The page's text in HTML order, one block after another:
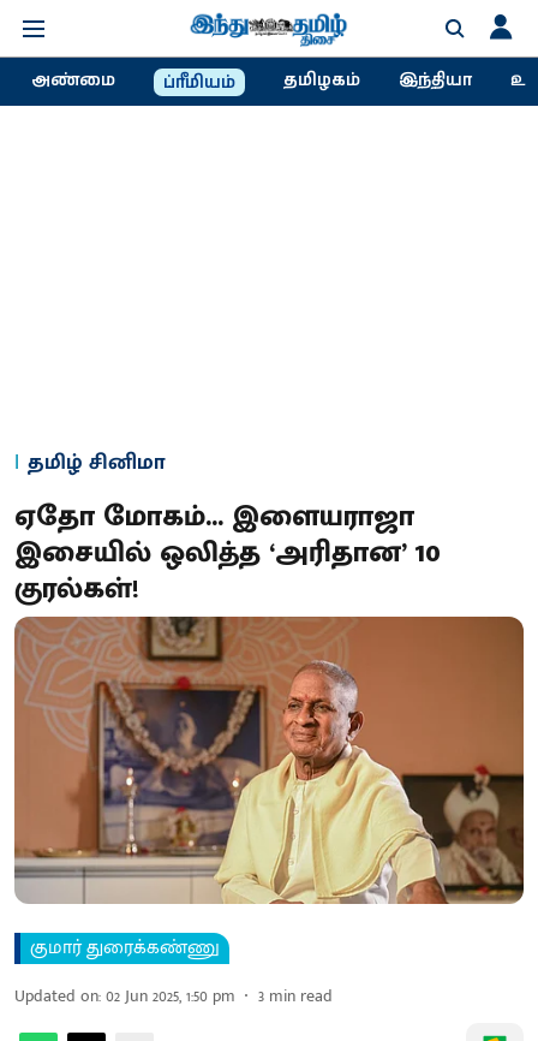
அண்மை ப்ரீமியம் தமிழகம் இந்தியா
தமிழ் சினிமா
ஏதோ மோகம்... இளையராஜா
இசையில் ஒலித்த ‘அரிதான’ 10
குரல்கள்!
குமார் துரைக்கண்ணு
Updated on:02 Jun 2025, 1:50 pm 3 min read